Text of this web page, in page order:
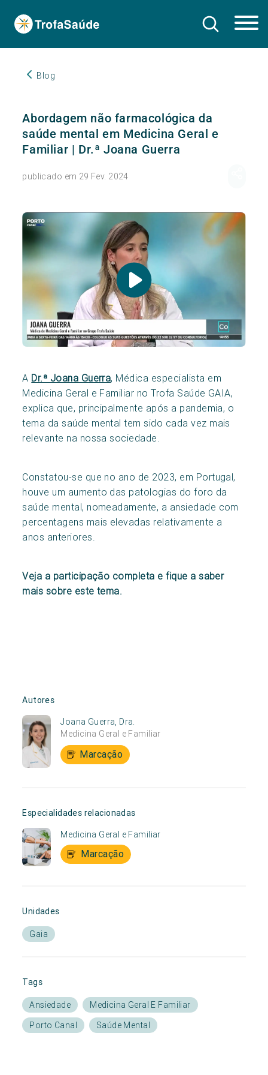
Blog
Abordagem não farmacológica da
saúde mental em Medicina Geral e
Familiar | Dr.ª Joana Guerra
publicado em 29 Fev. 2024
A Dr.ª Joana Guerra, Médica especialista em
Medicina Geral e Familiar no Trofa Saúde GAIA,
explica que, principalmente após a pandemia, o
tema da saúde mental tem sido cada vez mais
relevante na nossa sociedade.
Constatou-se que no ano de 2023, em Portugal,
houve um aumento das patologias do foro da
saúde mental, nomeadamente, a ansiedade com
percentagens mais elevadas relativamente a
anos anteriores.
Veja a participação completa e fique a saber
mais sobre este tema.
Autores
Joana Guerra, Dra.
Medicina Geral e Familiar
Marcação
Especialidades relacionadas
Medicina Geral e Familiar
Marcação
Unidades
Gaia
Tags
Ansiedade
Medicina Geral E Familiar
Porto Canal
Saúde Mental